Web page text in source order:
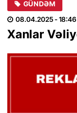
GÜNDƏM
08.04.2025- 18:46
Xanlar